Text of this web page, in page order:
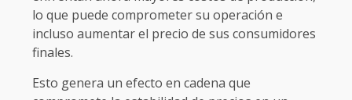
lo que puede comprometer su operación e
incluso aumentar el precio de sus consumidores
finales.
Esto genera un efecto en cadena que